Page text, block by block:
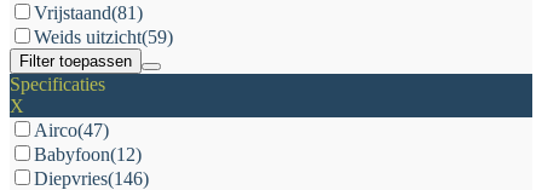
Vrijstaand(81)
Weids uitzicht(59)
Filter toepassen
Specificaties
X
Airco(47)
Babyfoon(12)
Diepvries(146)